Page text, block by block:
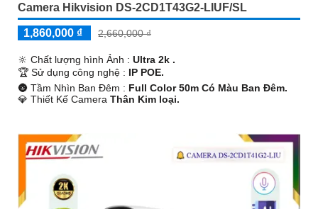
Camera Hikvision DS-2CD1T43G2-LIUF/SL
1,860,000 ₫ 2,660,000 ₫
🔆 Chất lượng hình Ảnh : Ultra 2k .
🏆 Sử dụng công nghệ : IP POE.
🌚 Tầm Nhìn Ban Đêm : Full Color 50m Có Màu Ban Ðêm.
💎 Thiết Kế Camera Thân Kim loại.